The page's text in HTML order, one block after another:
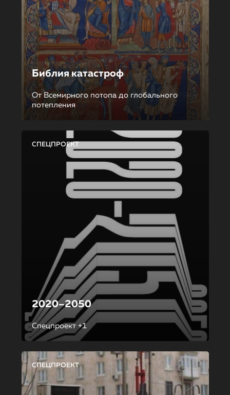
Библия катастроф
От Всемирного потопа до глобального
потепления
СПЕЦПРОЕКТ
2020–2050
Спецпроект +1
СПЕЦПРОЕКТ